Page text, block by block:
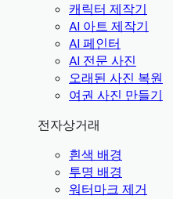
캐릭터 제작기
AI 아트 제작기
AI 페인터
AI 전문 사진
오래된 사진 복원
여권 사진 만들기
전자상거래
흰색 배경
투명 배경
워터마크 제거